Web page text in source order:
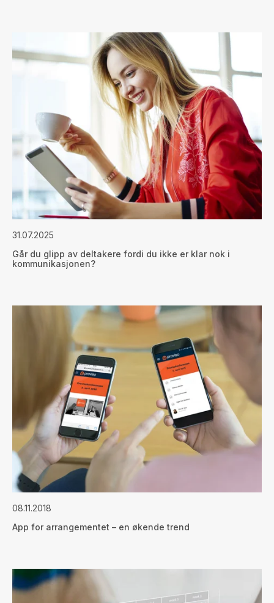
31.07.2025
Går du glipp av deltakere fordi du ikke er klar nok i
kommunikasjonen?
08.11.2018
App for arrangementet – en økende trend